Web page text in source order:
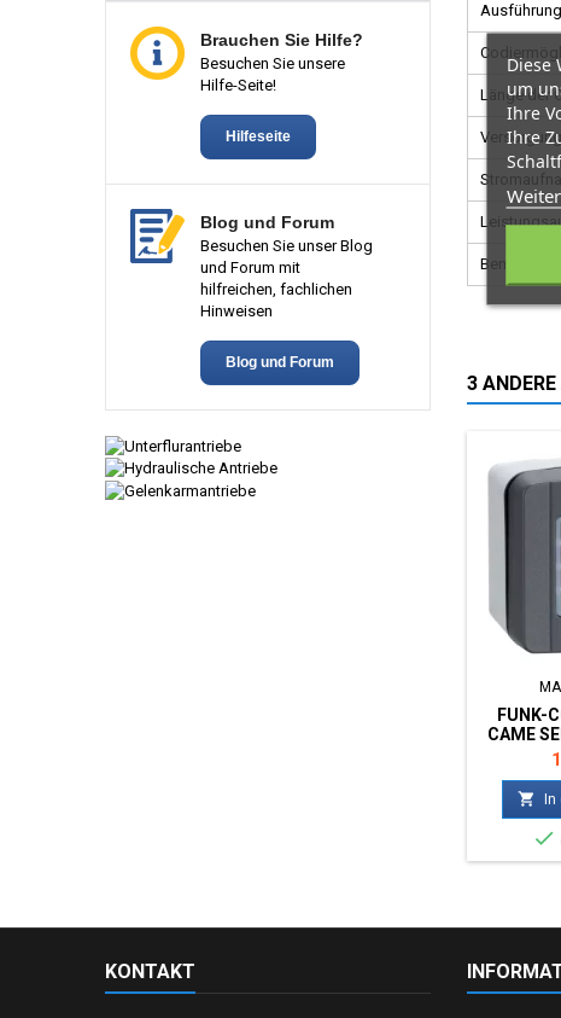
Brauchen Sie Hilfe?
Besuchen Sie unsere
Hilfe-Seite!
Hilfeseite
Blog und Forum
Besuchen Sie unser Blog
und Forum mit
hilfreichen, fachlichen
Hinweisen
Blog und Forum
Länge der
3
FUNK-
CAME


KONTAKT
Diese
um
Ihre
Ihre